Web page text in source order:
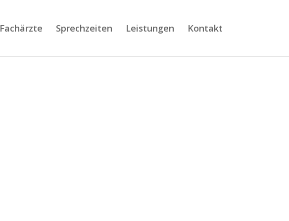
Fachärzte Sprechzeiten Leistungen Kontakt